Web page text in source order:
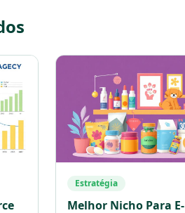
Estratégia
Melhor Nicho Para E-